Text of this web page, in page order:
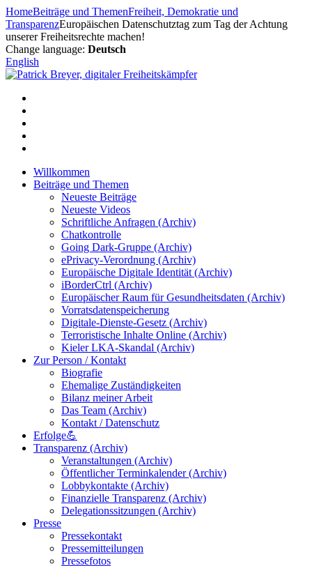
Zum
Inhalt
springen
HomeBeiträge und ThemenFreiheit, Demokratie und
TransparenzEuropäischen Datenschutztag zum Tag der Achtung
unserer Freiheitsrechte machen!
Change language: Deutsch
English
Willkommen
Beiträge und Themen
Neueste Beiträge
Neueste Videos
Schriftliche Anfragen (Archiv)
Chatkontrolle
Going Dark-Gruppe (Archiv)
ePrivacy-Verordnung (Archiv)
Europäische Digitale Identität (Archiv)
iBorderCtrl (Archiv)
Europäischer Raum für Gesundheitsdaten (Archiv)
Vorratsdatenspeicherung
Digitale-Dienste-Gesetz (Archiv)
Terroristische Inhalte Online (Archiv)
Kieler LKA-Skandal (Archiv)
Zur Person / Kontakt
Biografie
Ehemalige Zuständigkeiten
Bilanz meiner Arbeit
Das Team (Archiv)
Kontakt / Datenschutz
Erfolge💪
Transparenz (Archiv)
Veranstaltungen (Archiv)
Öffentlicher Terminkalender (Archiv)
Lobbykontakte (Archiv)
Finanzielle Transparenz (Archiv)
Delegationssitzungen (Archiv)
Presse
Pressekontakt
Pressemitteilungen
Pressefotos